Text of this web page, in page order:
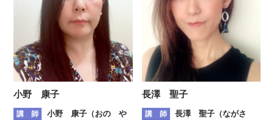
小野 康子
講 師
小野 康子（おの や
長澤 聖子
講 師
長澤 聖子（ながさ